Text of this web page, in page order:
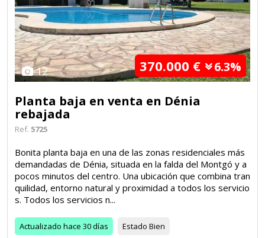
12 370.000 € 6.3%
Planta baja en venta en Dénia
rebajada
Ref. 5725
Bonita planta baja en una de las zonas residenciales más
demandadas de Dénia, situada en la falda del Montgó y a
pocos minutos del centro. Una ubicación que combina tran
quilidad, entorno natural y proximidad a todos los servicio
s. Todos los servicios n...
Actualizado hace 30 días Estado Bien